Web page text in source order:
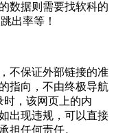
数据则需要找软科的
出率等！
不保证外部链接的准
指向，不由终极导航
时，该网页上的内
出现违规，可以直接
担任何责任。